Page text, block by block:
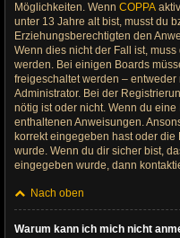
Möglichkeiten. Wenn COPPA
unter 13 Jahre alt bist, musst du
Erziehungsberechtigten den
Wenn dies nicht der Fall ist,
werden. Bei einigen Boards
freigeschaltet werden –
Administrator. Bei der
nötig ist oder nicht. Wenn du
enthaltenen Anweisungen.
korrekt eingegeben hast oder
wurde. Wenn du dir sicher bist,
eingegeben wurde, dann
Nach oben
Warum kann ich mich nicht